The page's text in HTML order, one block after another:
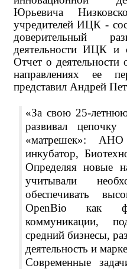
Юрьевича
учредителей ИЦК -
доверительный
деятельности ИЦК и
Отчет о деятельности
направлениях ее
представил Андрей
«За свою 25-
развивал
«матрешек»:
инкубатор,
Определяя новые
учитывали
обеспечивать
OpenBio как
коммуникации,
средний бизнесы,
деятельность и
Современные